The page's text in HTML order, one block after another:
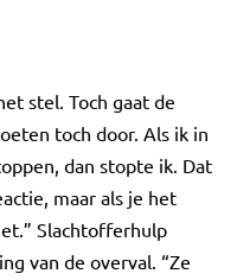
stel. Toch gaat de
toch door. Als ik in
dan stopte ik. Dat
maar als je het
Slachtofferhulp
van de overval. “Ze